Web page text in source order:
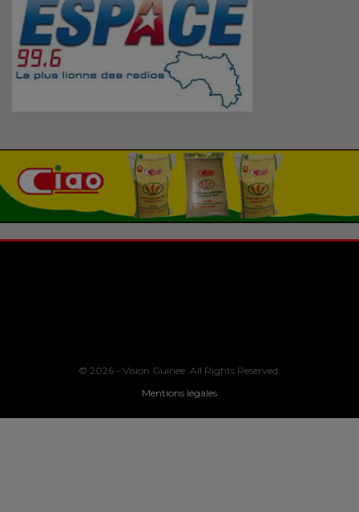
© 2026 - Vision Guinee. All Rights Reserved.
Mentions légales